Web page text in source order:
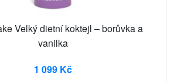
Velký dietní koktejl – borůvka a
vanilka
1 099 Kč